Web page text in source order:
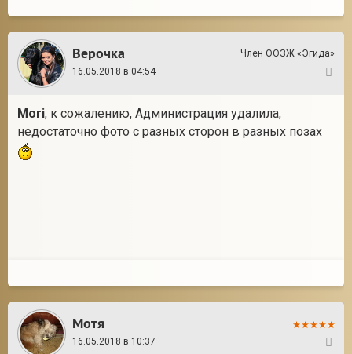
Верочка
Член ООЗЖ «Эгида»
16.05.2018 в 04:54
Mori, к сожалению, Администрация удалила,
недостаточно фото с разных сторон в разных позах
Мотя
16.05.2018 в 10:37